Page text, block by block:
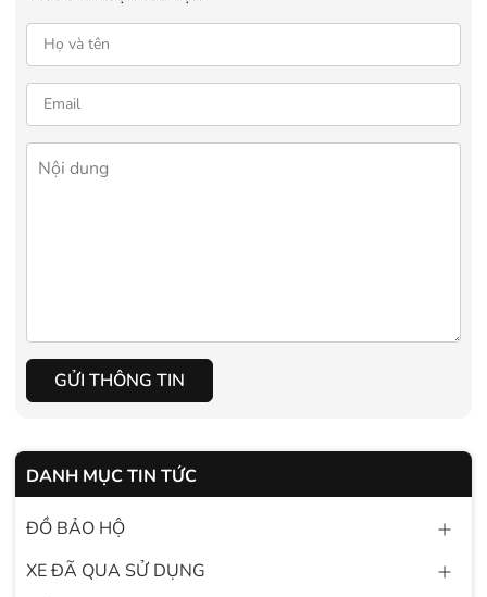
GỬI THÔNG TIN
DANH MỤC TIN TỨC
ĐỒ BẢO HỘ
XE ĐÃ QUA SỬ DỤNG